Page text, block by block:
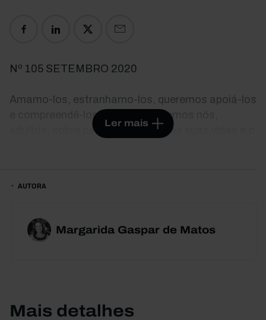
Nº 105 SETEMBRO 2020
Amamo-los, estranhamo-los, queremos apoiá-los
e compreendê-los. Mas que sabemos nós,
adultos, sobre os adolescentes, as suas vidas e o
em que vivem, mas traçam os seus próprios
comuns que os banalizam, como podemos
encará los com simultâneas consistência e
relação com o corpo, a tecnologia e o lazer, a
Ler mais
AUTORA
Margarida Gaspar de Matos
Mais detalhes